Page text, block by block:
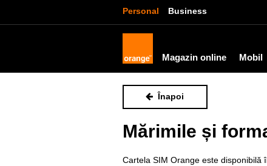
Personal Business
Magazin online Mobil
Înapoi
Mărimile și
Cartela SIM Orange este disponibilă